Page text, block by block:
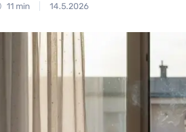
11 min 14.5.2026